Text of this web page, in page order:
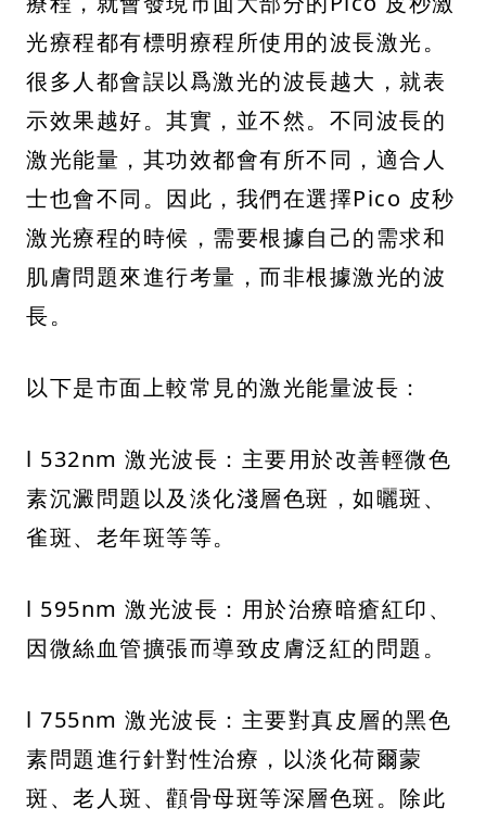
光療程都有標明療程所使用的波長激光。
很多人都會誤以爲激光的波長越大，就表
示效果越好。其實，並不然。不同波長的
激光能量，其功效都會有所不同，適合人
士也會不同。因此，我們在選擇Pico 皮秒
激光療程的時候，需要根據自己的需求和
肌膚問題來進行考量，而非根據激光的波
長。
以下是市面上較常見的激光能量波長：
l 532nm 激光波長：主要用於改善輕微色
素沉澱問題以及淡化淺層色斑，如曬斑、
雀斑、老年斑等等。
l 595nm 激光波長：用於治療暗瘡紅印、
因微絲血管擴張而導致皮膚泛紅的問題。
l 755nm 激光波長：主要對真皮層的黑色
素問題進行針對性治療，以淡化荷爾蒙
斑、老人斑、顴骨母斑等深層色斑。除此